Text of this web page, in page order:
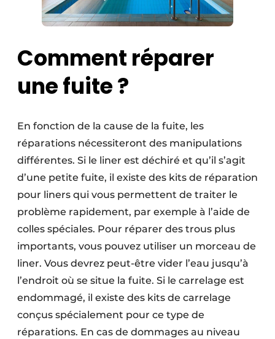
Comment réparer
une fuite ?
En fonction de la cause de la fuite, les
réparations nécessiteront des manipulations
différentes. Si le liner est déchiré et qu’il s’agit
d’une petite fuite, il existe des kits de réparation
pour liners qui vous permettent de traiter le
problème rapidement, par exemple à l’aide de
colles spéciales. Pour réparer des trous plus
importants, vous pouvez utiliser un morceau de
liner. Vous devrez peut-être vider l’eau jusqu’à
l’endroit où se situe la fuite. Si le carrelage est
endommagé, il existe des kits de carrelage
conçus spécialement pour ce type de
réparations. En cas de dommages au niveau